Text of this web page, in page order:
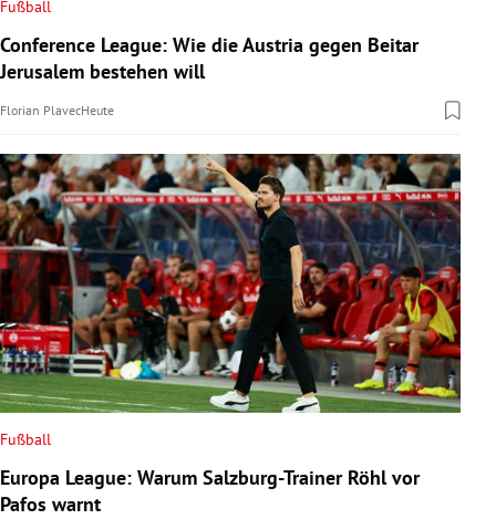
Fußball
Conference League: Wie die Austria gegen Beitar
Jerusalem bestehen will
Florian PlavecHeute
Fußball
Europa League: Warum Salzburg-Trainer Röhl vor
Pafos warnt